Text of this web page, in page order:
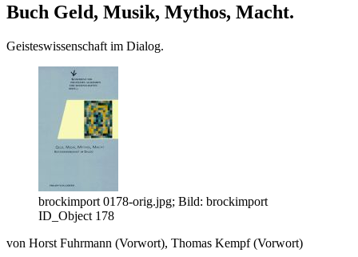
Buch Geld, Musik, Mythos, Macht.
Geisteswissenschaft im Dialog.
brockimport 0178-orig.jpg; Bild: brockimport
ID_Object 178
von Horst Fuhrmann (Vorwort), Thomas Kempf (Vorwort)